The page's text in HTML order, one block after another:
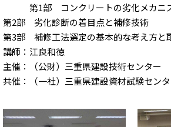
第1部 コンクリートの劣化メカニズ
第2部 劣化診断の着目点と補修技術
第3部 補修工法選定の基本的な考え方と
講師：江良和徳
主催：（公財）三重県建設技術センター
共催：（一社）三重県建設資材試験セン